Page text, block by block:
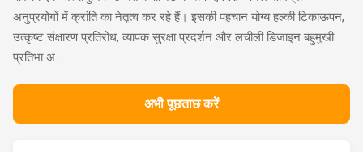
अनुप्रयोगों में क्रांति का नेतृत्व कर रहे हैं। इसकी पहचान योग्य हल्की टिकाऊपन,
उत्कृष्ट संक्षारण प्रतिरोध, व्यापक सुरक्षा प्रदर्शन और लचीली डिजाइन बहुमुखी
प्रतिभा अ...
अभी पूछताछ करें